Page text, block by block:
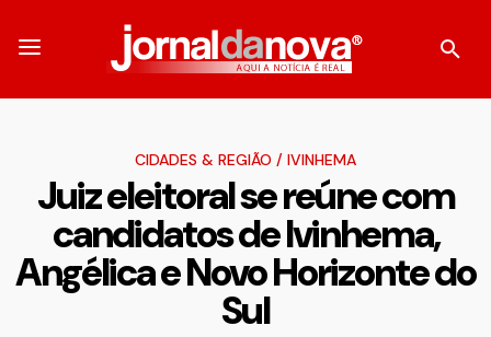
CIDADES & REGIÃO / IVINHEMA
Juiz eleitoral se reúne com
candidatos de Ivinhema,
Angélica e Novo Horizonte do
Sul